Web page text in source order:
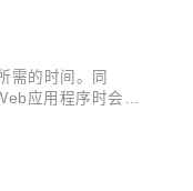
需的时间。同
应用程序时会用